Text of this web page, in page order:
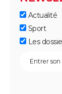
Actualité
Sport
Les